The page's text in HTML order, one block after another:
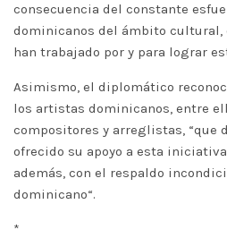
consecuencia del constante
dominicanos del ámbito cultural,
han trabajado por y para lograr
Asimismo, el diplomático
los artistas dominicanos, entre
compositores y arreglistas, “que
ofrecido su apoyo a esta
además, con el respaldo
dominicano“.
*